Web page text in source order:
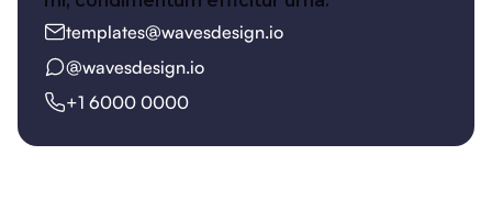
templates@wavesdesign.io
@wavesdesign.io
+1 6000 0000